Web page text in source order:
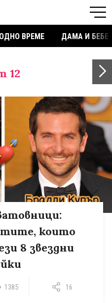
ВРЕМЕ ДАМА И БЕБЕ
12
които
8 звездни
1385 16